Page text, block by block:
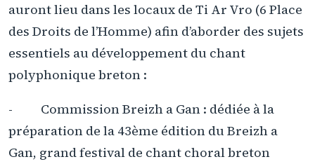
auront lieu dans les locaux de Ti Ar Vro (6 Place
des Droits de l’Homme) afin d’aborder des sujets
essentiels au développement du chant
polyphonique breton :
- Commission Breizh a Gan : dédiée à la
préparation de la 43ème édition du Breizh a
Gan, grand festival de chant choral breton